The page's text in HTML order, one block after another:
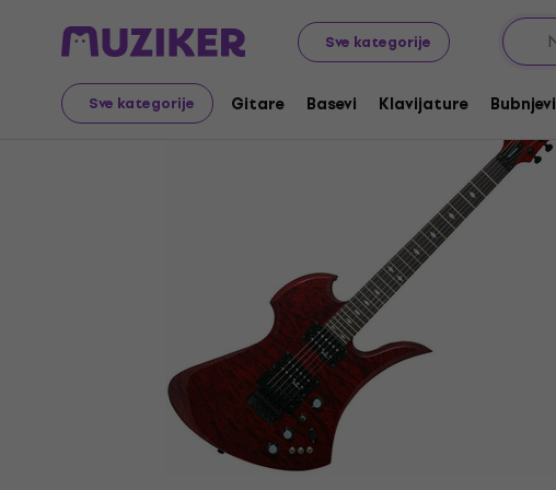
Sve kategorije
Sve kategorije Gitare Basevi Klavijature Bubnjevi
Muzički instrumenti Gitare Električne gitare Hard & Heavy
Prodaja je završena